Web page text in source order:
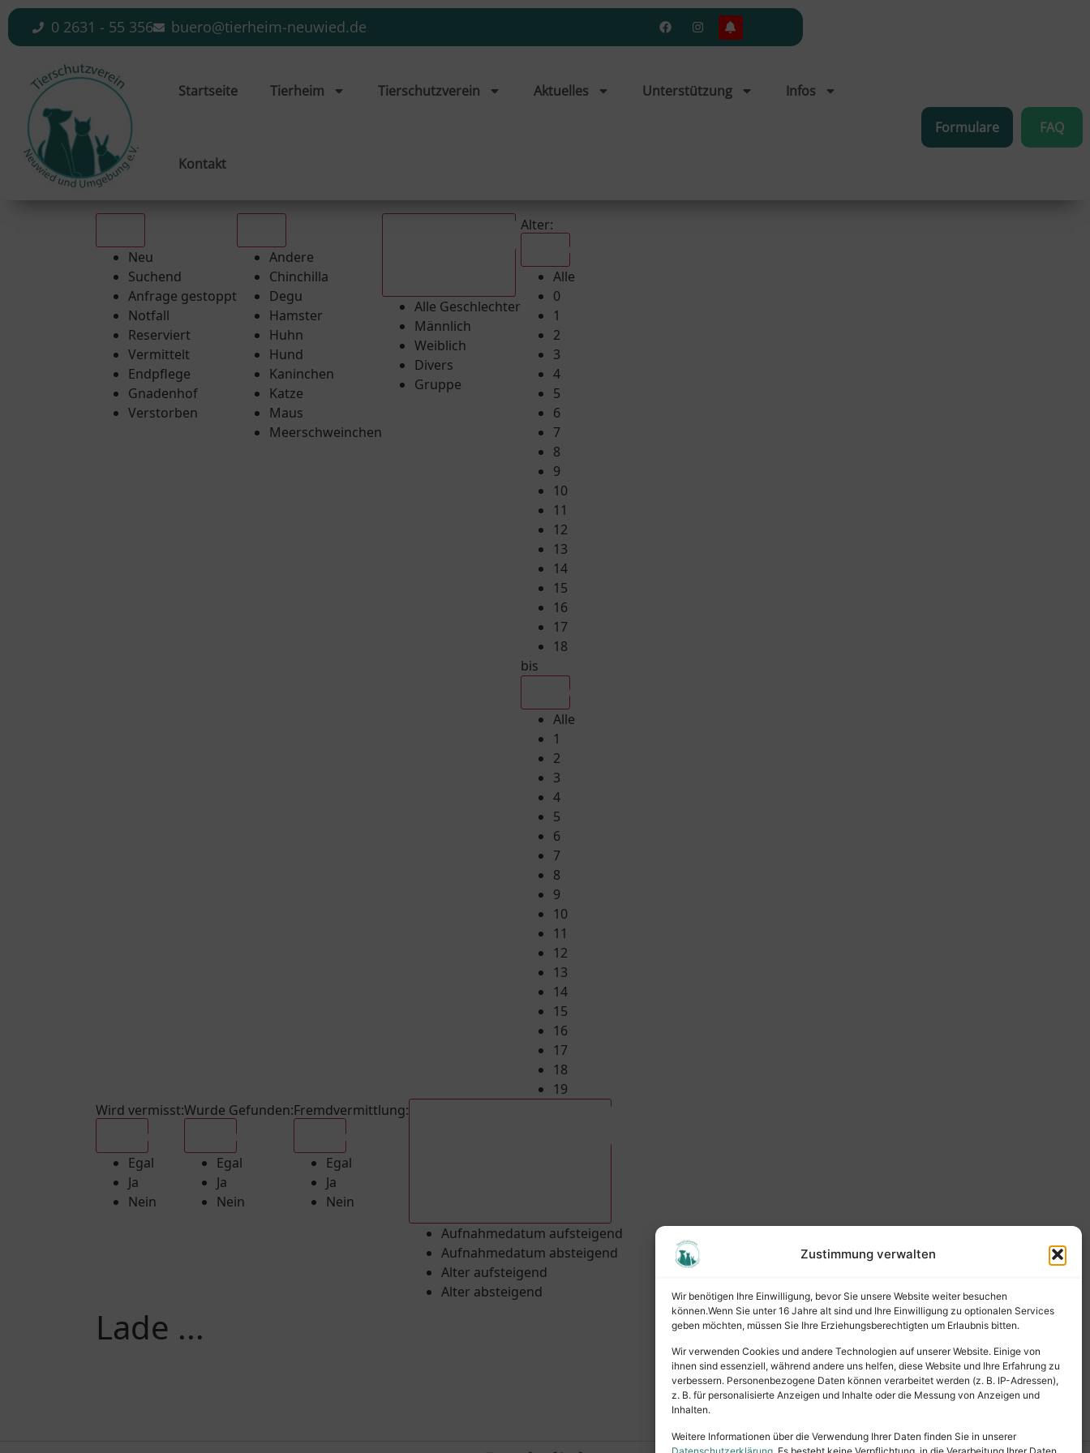
Zustimmung verwalten
Wir benötigen Ihre Einwilligung, bevor Sie unsere Website weiter besuchen
können.Wenn Sie unter 16 Jahre alt sind und Ihre Einwilligung zu optionalen Services
geben möchten, müssen Sie Ihre Erziehungsberechtigten um Erlaubnis bitten.
Wir verwenden Cookies und andere Technologien auf unserer Website. Einige von
ihnen sind essenziell, während andere uns helfen, diese Website und Ihre Erfahrung zu
verbessern. Personenbezogene Daten können verarbeitet werden (z. B. IP-Adressen),
z. B. für personalisierte Anzeigen und Inhalte oder die Messung von Anzeigen und
Inhalten.
Weitere Informationen über die Verwendung Ihrer Daten finden Sie in unserer
0 2631 - 55 356 buero@tierheim-neuwied.de
Startseite Tierheim Tierschutzverein Aktuelles Unterstützung Infos
Kontakt
Formulare FAQ
Neu
Suchend
Anfrage gestoppt
Notfall
Reserviert
Vermittelt
Endpflege
Gnadenhof
Verstorben
Andere
Chinchilla
Degu
Hamster
Huhn
Hund
Kaninchen
Katze
Maus
Meerschweinchen
Alle Geschlechter
Männlich
Weiblich
Divers
Gruppe
Alter:
Alle
0
1
2
3
4
5
6
7
8
9
10
11
12
13
14
15
16
17
18
bis
Alle
1
2
3
4
5
6
7
8
9
10
11
12
13
14
15
16
17
18
19
Wird vermisst:
Egal
Ja
Nein
Wurde Gefunden:
Egal
Ja
Nein
Fremdvermittlung:
Egal
Ja
Nein
Aufnahmedatum aufsteigend
Aufnahmedatum absteigend
Alter aufsteigend
Alter absteigend
Lade ...